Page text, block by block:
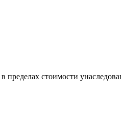
в пределах стоимости